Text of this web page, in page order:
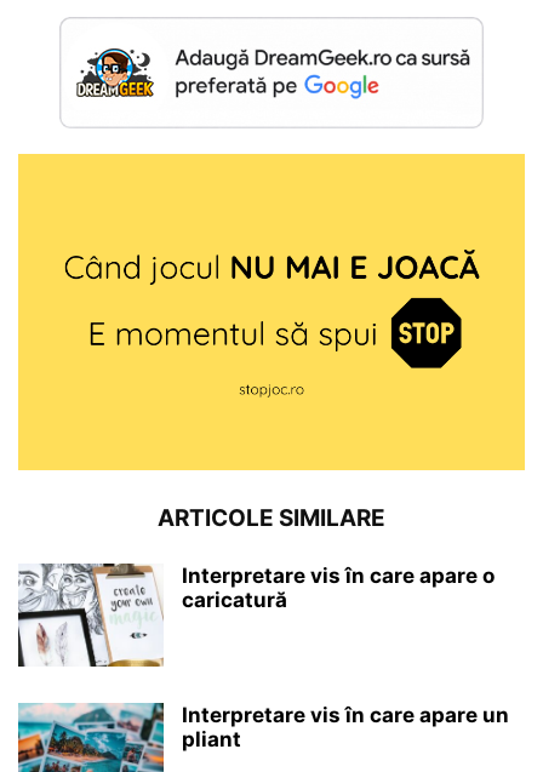
ARTICOLE SIMILARE
Interpretare vis în care apare o
caricatură
Interpretare vis în care apare un
pliant